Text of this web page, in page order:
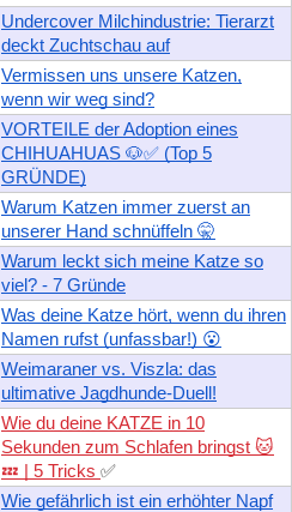
Undercover Milchindustrie: Tierarzt
deckt Zuchtschau auf
Vermissen uns unsere Katzen,
wenn wir weg sind?
VORTEILE der Adoption eines
CHIHUAHUAS 🐶✅ (Top 5
GRÜNDE)
Warum Katzen immer zuerst an
unserer Hand schnüffeln 🤫
Warum leckt sich meine Katze so
viel? - 7 Gründe
Was deine Katze hört, wenn du ihren
Namen rufst (unfassbar!) 😮
Weimaraner vs. Viszla: das
ultimative Jagdhunde-Duell!
Wie du deine KATZE in 10
Sekunden zum Schlafen bringst 🐱
💤 | 5 Tricks ✅
Wie gefährlich ist ein erhöhter Napf